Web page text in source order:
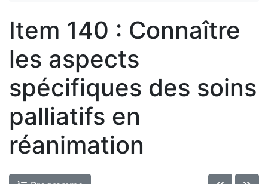
Item 140 : Connaître
les aspects
spécifiques des soins
palliatifs en
réanimation